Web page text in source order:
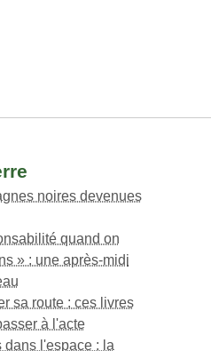
noires devenues
quand on
» : une après-midi
sa route : ces livres
à l'acte
dans l'espace : la